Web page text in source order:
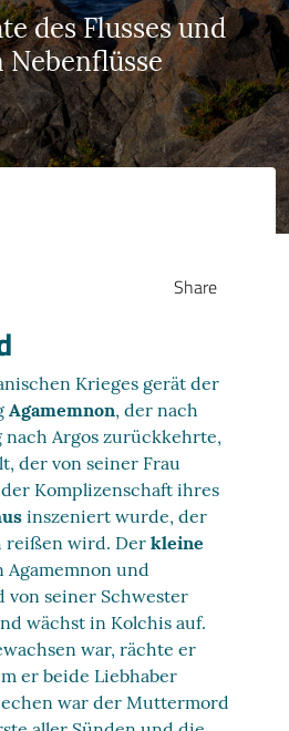
des Flusses und
Nebenflüsse
Share
Krieges gerät der
Agamemnon, der nach
nach Argos zurückkehrte,
der von seiner Frau
Komplizenschaft ihres
inszeniert wurde, der
reißen wird. Derkleine
Agamemnon und
von seiner Schwester
wächst in Kolchis auf.
war, rächte er
er beide Liebhaber
war der Muttermord